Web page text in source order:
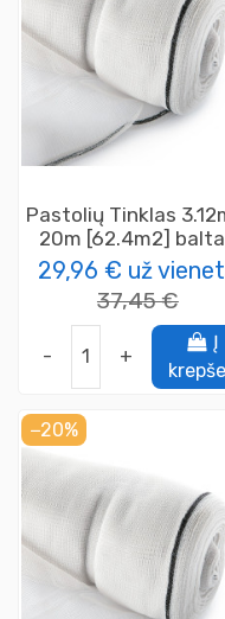
Pastolių Tinklas
20m [62.4m2]
29,96 € už
37,45 €
- +
Į
−20%